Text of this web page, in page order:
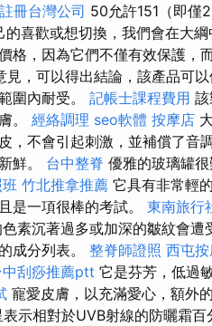
註冊台灣公司 50允許151（即僅
喜歡或想切換，我們會在大綱
格，因為它們不僅有效保護，
見，可以得出結論，該產品可
圍內耐受。 記帳士課程費用
。 經絡調理 seo軟體 按摩店
，不會引起刺激，並補償了音
鮮。 台中整脊 優雅的玻璃罐
竹北推拿推薦 它具有非常輕
是一項很棒的考試。 東南旅行
素沉著過多或加深的皺紋會
成分列表。 整脊師證照 西屯
中刮痧推薦ptt 它是芬芳，低過
寵愛皮膚，以充滿愛心，額外
示相對於UVB射線的防曬霜